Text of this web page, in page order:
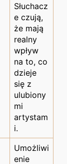
Słuchacz
e czują,
że mają
realny
wpływ
na to, co
dzieje
się z
ulubiony
mi
artystam
i.
Umożliwi
enie